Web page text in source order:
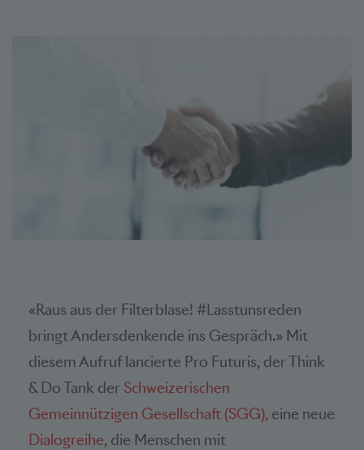
«Raus aus der Filterblase! #Lasstunsreden
bringt Andersdenkende ins Gespräch.» Mit
diesem Aufruf lancierte Pro Futuris, der Think
& Do Tank der Schweizerischen
Gemeinnützigen Gesellschaft (SGG), eine neue
Dialogreihe, die Menschen mit